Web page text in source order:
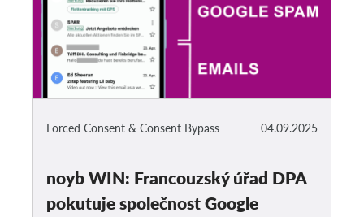
04.09.2025
Forced Consent & Consent Bypass
noyb WIN: Francouzský úřad DPA
pokutuje společnost Google